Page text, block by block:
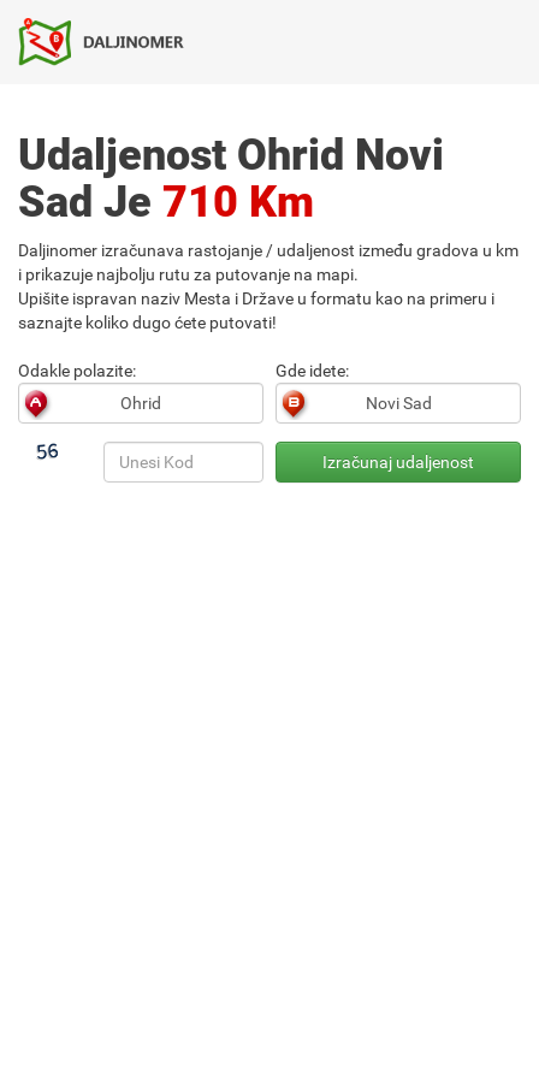
Udaljenost Ohrid Novi
Sad Je 710 Km
Daljinomer izračunava rastojanje / udaljenost između gradova u km
i prikazuje najbolju rutu za putovanje na mapi.
Upišite ispravan naziv Mesta i Države u formatu kao na primeru i
saznajte koliko dugo ćete putovati!
Odakle polazite: Gde idete: